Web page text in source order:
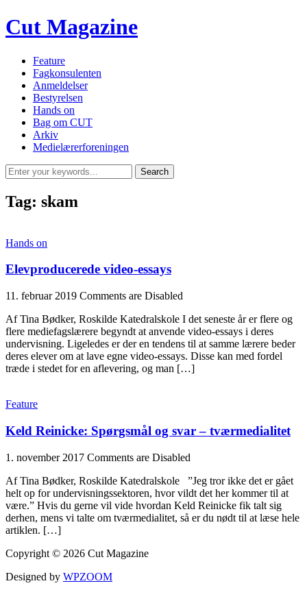
Cut Magazine
Feature
Fagkonsulenten
Anmeldelser
Bestyrelsen
Hands on
Bag om CUT
Arkiv
Medielærerforeningen
Tag: skam
Hands on
Elevproducerede video-essays
11. februar 2019 Comments are Disabled
Af Tina Bødker, Roskilde Katedralskole I det seneste år er flere og
flere mediefagslærere begyndt at anvende video-essays i deres
undervisning. Ligeledes er der en tendens til at samme lærere beder
deres elever om at lave egne video-essays. Disse kan med fordel
træde i stedet for en aflevering, og man […]
Feature
Keld Reinicke: Spørgsmål og svar – tværmedialitet
1. november 2017 Comments are Disabled
Af Tina Bødker, Roskilde Katedralskole ”Jeg tror ikke det er gået
helt op for undervisningssektoren, hvor vildt det her kommer til at
være.” Hvis du gerne vil vide hvordan Keld Reinicke fik talt sig
derhen, mens vi talte om tværmedialitet, så er du nødt til at læse hele
artiklen. […]
Copyright © 2026 Cut Magazine
Designed by WPZOOM